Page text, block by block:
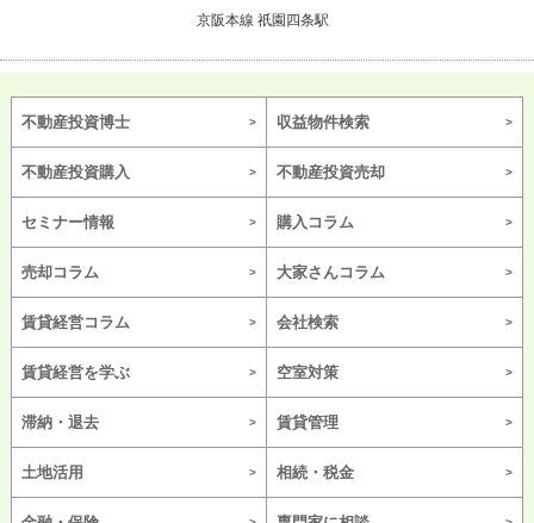
京阪本線 祇園四条駅
不動産投資博士 収益物件検索
不動産投資購入 不動産投資売却
セミナー情報 購入コラム
売却コラム 大家さんコラム
賃貸経営コラム 会社検索
賃貸経営を学ぶ 空室対策
滞納・退去 賃貸管理
土地活用 相続・税金